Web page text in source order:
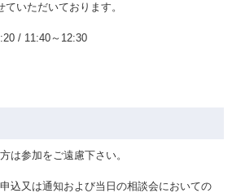
いただいております。
/ 11:40～12:30
は参加をご遠慮下さい。
込又は通知および当日の相談会においての